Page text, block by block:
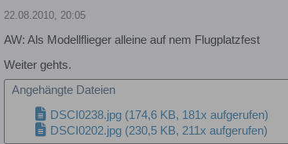
22.08.2010, 20:05
AW: Als Modellflieger alleine auf nem Flugplatzfest
Weiter gehts.
Angehängte Dateien
DSCI0238.jpg (174,6 KB, 181x aufgerufen)
DSCI0202.jpg (230,5 KB, 211x aufgerufen)